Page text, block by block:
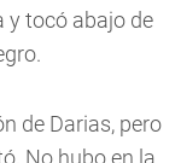
y tocó abajo de
de Darias, pero
No hubo en la